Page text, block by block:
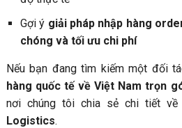
Gợi ý giải pháp nhập hàng
chóng và tối ưu chi phí
Nếu bạn đang tìm kiếm một đối
hàng quốc tế về Việt Nam trọn
nơi chúng tôi chia sẻ chi tiết
Logistics.